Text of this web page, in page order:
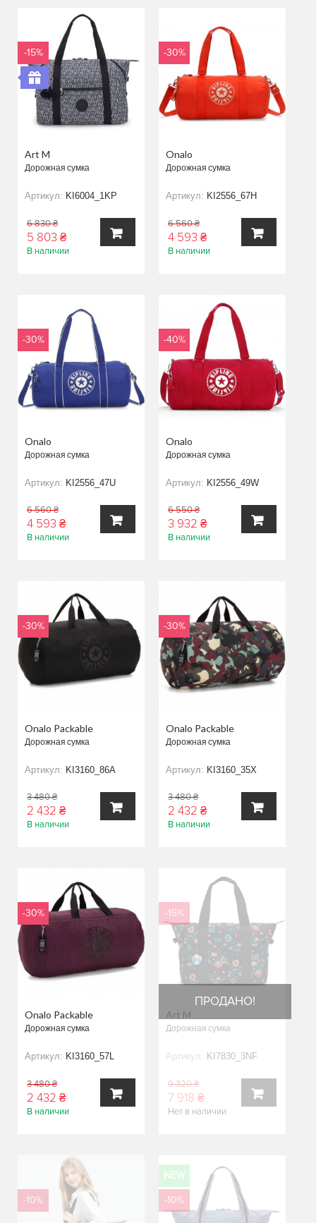
-15%
Art M
Дорожная сумка
Артикул: KI6004_1KP
6 830 ₴
5 803 ₴
В наличии
-30%
Onalo
Дорожная сумка
Артикул: KI2556_67H
6 560 ₴
4 593 ₴
В наличии
-30%
Onalo
Дорожная сумка
Артикул: KI2556_47U
6 560 ₴
4 593 ₴
В наличии
-40%
Onalo
Дорожная сумка
Артикул: KI2556_49W
6 550 ₴
3 932 ₴
В наличии
-30%
Onalo Packable
Дорожная сумка
Артикул: KI3160_86A
3 480 ₴
2 432 ₴
В наличии
-30%
Onalo Packable
Дорожная сумка
Артикул: KI3160_35X
3 480 ₴
2 432 ₴
В наличии
-30%
Onalo Packable
Дорожная сумка
Артикул: KI3160_57L
3 480 ₴
2 432 ₴
В наличии
ПРОДАНО!
-15%
Art M
Дорожная сумка
Артикул: KI7830_3NF
9 320 ₴
7 918 ₴
Нет в наличии
-10%
NEW
-10%